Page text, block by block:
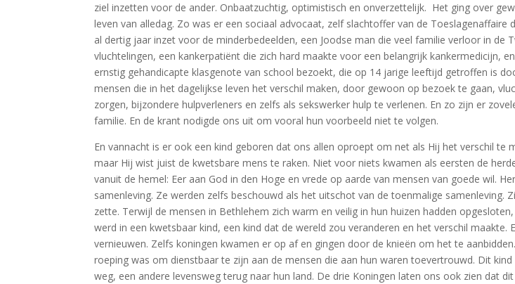
ziel inzetten voor de ander. Onbaatzuchtig, optimistisch en onverzettelijk. Het ging over
leven van alledag. Zo was er een sociaal advocaat, zelf slachtoffer van de
al dertig jaar inzet voor de minderbedeelden, een Joodse man die veel familie verloor in
vluchtelingen, een kankerpatiënt die zich hard maakte voor een belangrijk kankermedicijn,
ernstig gehandicapte klasgenote van school bezoekt, die op 14 jarige leeftijd getroffen is
mensen die in het dagelijkse leven het verschil maken, door gewoon op bezoek te gaan,
zorgen, bijzondere hulpverleners en zelfs als sekswerker hulp te verlenen. En zo zijn er
familie. En de krant nodigde ons uit om vooral hun voorbeeld niet te volgen.
En vannacht is er ook een kind geboren dat ons allen oproept om net als Hij het verschil te
maar Hij wist juist de kwetsbare mens te raken. Niet voor niets kwamen als eersten de
vanuit de hemel: Eer aan God in den Hoge en vrede op aarde van mensen van goede wil.
samenleving. Ze werden zelfs beschouwd als het uitschot van de toenmalige
zette. Terwijl de mensen in Bethlehem zich warm en veilig in hun huizen hadden
werd in een kwetsbaar kind, een kind dat de wereld zou veranderen en het verschil
vernieuwen. Zelfs koningen kwamen er op af en gingen door de knieën om het te
roeping was om dienstbaar te zijn aan de mensen die aan hun waren toevertrouwd. Dit
weg, een andere levensweg terug naar hun land. De drie Koningen laten ons ook zien dat